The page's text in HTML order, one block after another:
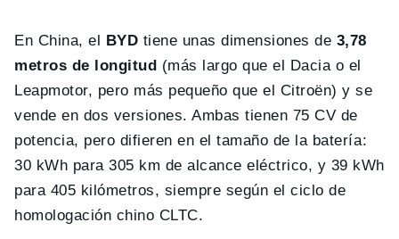
En China, el BYD tiene unas dimensiones de 3,78
metros de longitud (más largo que el Dacia o el
Leapmotor, pero más pequeño que el Citroën) y se
vende en dos versiones. Ambas tienen 75 CV de
potencia, pero difieren en el tamaño de la batería:
30 kWh para 305 km de alcance eléctrico, y 39 kWh
para 405 kilómetros, siempre según el ciclo de
homologación chino CLTC.